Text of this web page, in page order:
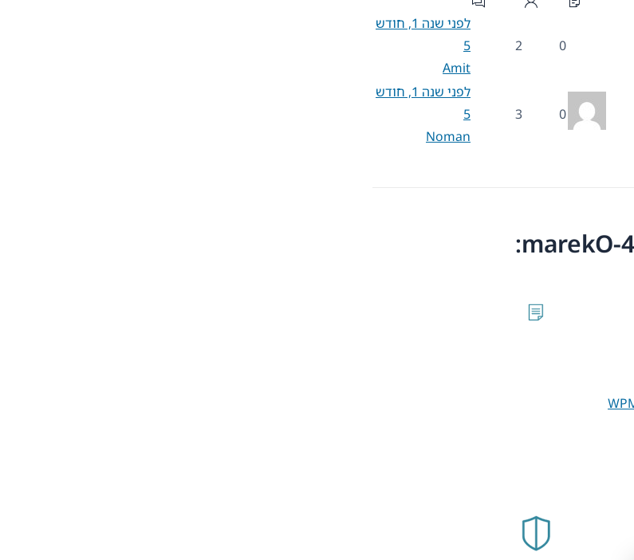
0
2
לפני שנה 1, חודש
5
Amit
0
3
לפני שנה 1, חודש
5
Noman